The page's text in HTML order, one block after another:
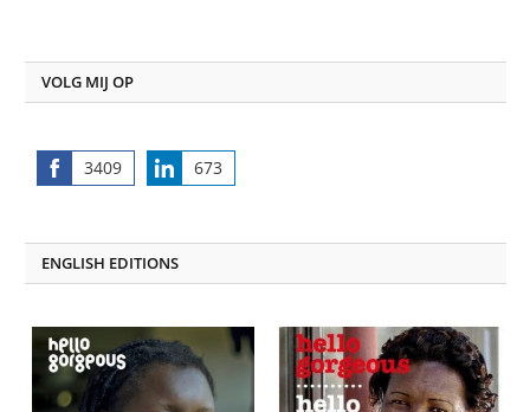
VOLG MIJ OP
3409
Share
673
Share
ENGLISH EDITIONS